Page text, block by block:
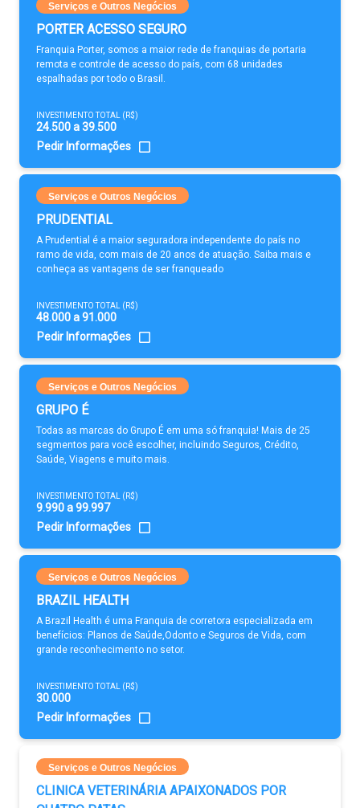
Serviços e Outros Negócios
PORTER ACESSO SEGURO
Franquia Porter, somos a maior rede de franquias de portaria
remota e controle de acesso do país, com 68 unidades
espalhadas por todo o Brasil.
INVESTIMENTO TOTAL (R$)
24.500 a 39.500
Pedir Informações
Serviços e Outros Negócios
PRUDENTIAL
A Prudential é a maior seguradora independente do país no
ramo de vida, com mais de 20 anos de atuação. Saiba mais e
conheça as vantagens de ser franqueado
INVESTIMENTO TOTAL (R$)
48.000 a 91.000
Pedir Informações
Serviços e Outros Negócios
GRUPO É
Todas as marcas do Grupo É em uma só franquia! Mais de 25
segmentos para você escolher, incluindo Seguros, Crédito,
Saúde, Viagens e muito mais.
INVESTIMENTO TOTAL (R$)
9.990 a 99.997
Pedir Informações
Serviços e Outros Negócios
BRAZIL HEALTH
A Brazil Health é uma Franquia de corretora especializada em
benefícios: Planos de Saúde,Odonto e Seguros de Vida, com
grande reconhecimento no setor.
INVESTIMENTO TOTAL (R$)
30.000
Pedir Informações
Serviços e Outros Negócios
CLINICA VETERINÁRIA APAIXONADOS POR